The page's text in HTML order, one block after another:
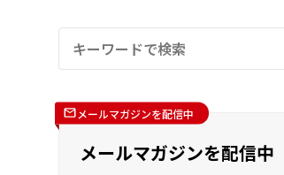
メールマガジンを配信中
メールマガジンを配信中